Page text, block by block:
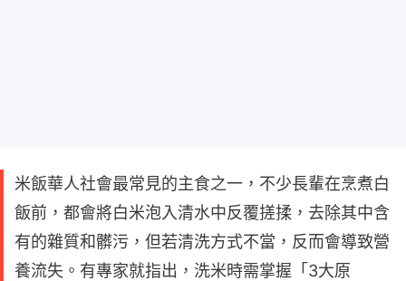
米飯華人社會最常見的主食之一，不少長輩在烹煮白
飯前，都會將白米泡入清水中反覆搓揉，去除其中含
有的雜質和髒污，但若清洗方式不當，反而會導致營
養流失。有專家就指出，洗米時需掌握「3大原